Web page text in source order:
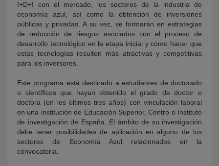
I+D+I con el mercado, los sectores de la industria de
economía azul, así como la obtención de inversiones
públicas y privadas. A su vez, se formarán en estrategias
de reducción de riesgos asociados con el proceso de
desarrollo tecnológico en la etapa inicial y cómo hacer que
estas tecnologías resulten más atractivas y competitivas
para los inversores.
Este programa está destinado a estudiantes de doctorado
o científicos que hayan obtenido el grado de doctor o
doctora (en los últimos tres años) con vinculación laboral
en una institución de Educación Superior, Centro o Instituto
de investigación de España. El ámbito de su investigación
debe tener posibilidades de aplicación en alguno de los
sectores de Economía Azul relacionados en la
convocatoria.